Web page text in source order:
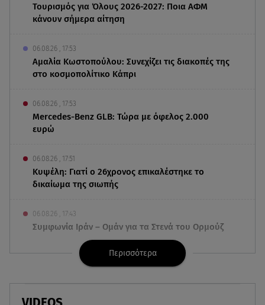
Τουρισμός για Όλους 2026-2027: Ποια ΑΦΜ
κάνουν σήμερα αίτηση
06.08.26 , 17:53
Αμαλία Κωστοπούλου: Συνεχίζει τις διακοπές της
στο κοσμοπολίτικο Κάπρι
06.08.26 , 17:53
Mercedes-Benz GLB: Τώρα με όφελος 2.000
ευρώ
06.08.26 , 17:51
Κυψέλη: Γιατί ο 26χρονος επικαλέστηκε το
δικαίωμα της σιωπής
06.08.26 , 17:43
Συμφωνία Ιράν – Ομάν για τα Στενά του Ορμούζ
06.08.26 , 17:12
Μαρία Κορινθίου: «Έχω πατήσει φρένο» -
Δηλώνει χορτασμένη και μπουχτισμένη!
Περισσότερα